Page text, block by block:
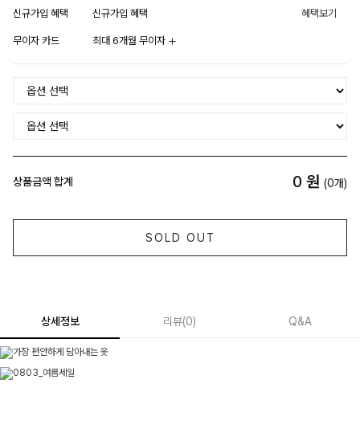
신규가입 혜택 신규가입 혜택 혜택보기
무이자 카드 최대 6개월 무이자
상품금액 합계 0 원 (0개)
SOLD OUT
상세정보 리뷰(0) Q&A